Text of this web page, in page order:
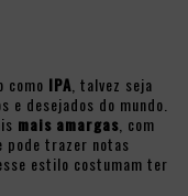
como IPA , talvez seja
e desejados do mundo.
mais amargas , com
pode trazer notas
estilo costumam ter